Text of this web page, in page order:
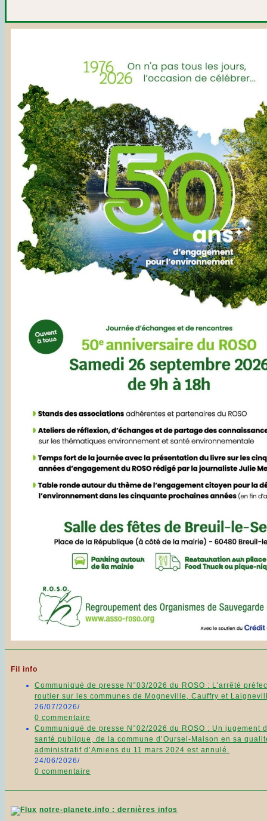
Fil info
Communiqué de presse N°03/2026 du ROSO : L’arrêté
routier sur les communes de Mogneville, Cauffry et
26/07/2026/
0 commentaire
Communiqué de presse N°02/2026 du ROSO : Un
santé publique, de la commune d’Oursel-Maison en sa
administratif d’Amiens du 11 mars 2024 est annulé.
24/06/2026/
0 commentaire
notre-planete.info : dernières infos